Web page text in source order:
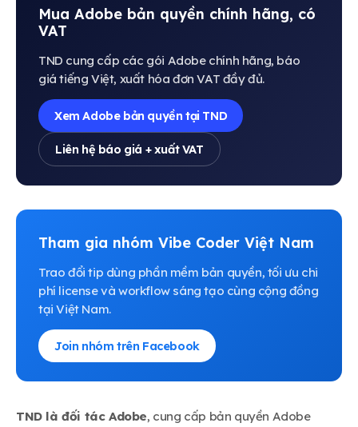
Mua Adobe bản quyền chính hãng, có
VAT
TND cung cấp các gói Adobe chính hãng, báo
giá tiếng Việt, xuất hóa đơn VAT đầy đủ.
Xem Adobe bản quyền tại TND
Liên hệ báo giá + xuất VAT
Tham gia nhóm Vibe Coder Việt Nam
Trao đổi tip dùng phần mềm bản quyền, tối ưu chi
phí license và workflow sáng tạo cùng cộng đồng
tại Việt Nam.
Join nhóm trên Facebook
TND là đối tác Adobe, cung cấp bản quyền Adobe